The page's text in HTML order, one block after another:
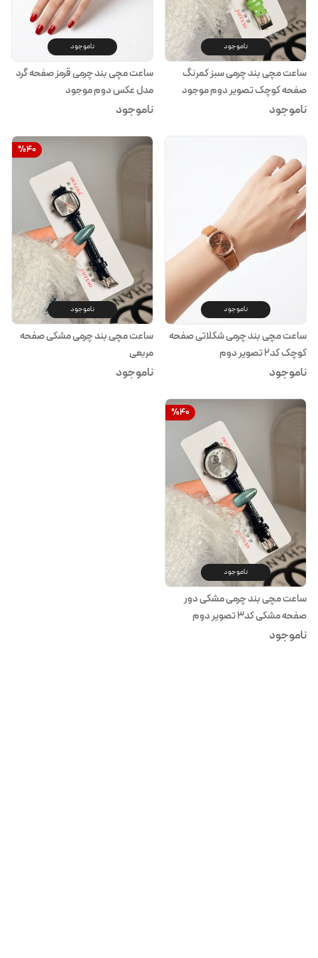
ناموجود
ساعت مچی بند چرمی سبز کمرنگ
صفحه کوچک تصویر دوم موجود
ناموجود
ناموجود
ساعت مچی بند چرمی قرمز صفحه گرد
مدل عکس دوم موجود
ناموجود
ناموجود
ساعت مچی بند چرمی شکلاتی صفحه
کوچک کد۲ تصویر دوم
ناموجود
%40
ناموجود
ساعت مچی بند چرمی مشکی صفحه
مربعی
ناموجود
%40
ناموجود
ساعت مچی بند چرمی مشکی دور
صفحه مشکی کد۳ تصویر دوم
ناموجود